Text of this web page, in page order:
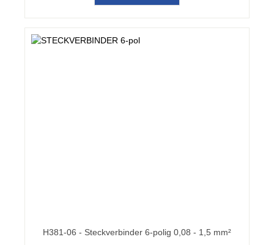
H381-06 - Steckverbinder 6-polig 0,08 - 1,5 mm²